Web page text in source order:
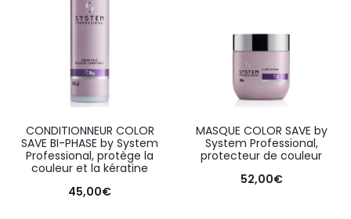
CONDITIONNEUR COLOR
SAVE BI-PHASE by System
Professional, protège la
couleur et la kératine
45,00€
MASQUE COLOR SAVE by
System Professional,
protecteur de couleur
52,00€